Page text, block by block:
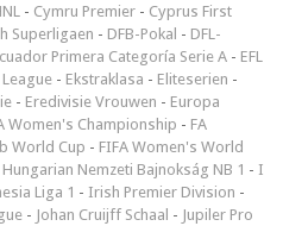
- Cymru Premier - Cyprus First
Superligaen - DFB-Pokal - DFL-
Primera Categoría Serie A - EFL
- Ekstraklasa - Eliteserien -
- Eredivisie Vrouwen - Europa
Women's Championship - FA
World Cup - FIFA Women's World
Hungarian Nemzeti Bajnokság NB 1 - I
Liga 1 - Irish Premier Division -
- Johan Cruijff Schaal - Jupiler Pro